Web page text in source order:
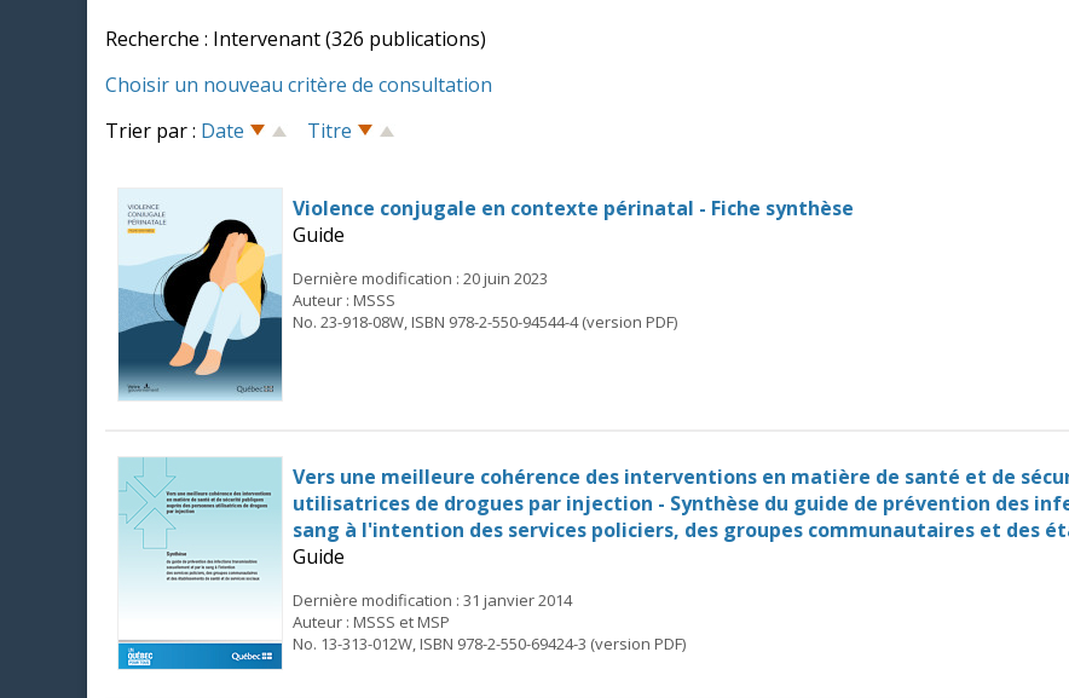
Recherche : Intervenant (326 publications)
Choisir un nouveau critère de consultation
Trier par : Date Titre
Violence conjugale en contexte périnatal - Fiche synthèse
Guide
Dernière modification : 20 juin 2023
Auteur : MSSS
No. 23-918-08W, ISBN 978-2-550-94544-4 (version PDF)
Vers une meilleure cohérence des interventions en matière de santé et de
utilisatrices de drogues par injection - Synthèse du guide de prévention des
sang à l'intention des services policiers, des groupes communautaires et des
Guide
Dernière modification : 31 janvier 2014
Auteur : MSSS et MSP
No. 13-313-012W, ISBN 978-2-550-69424-3 (version PDF)